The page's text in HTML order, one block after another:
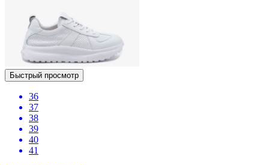
Быстрый просмотр
36
37
38
39
40
41